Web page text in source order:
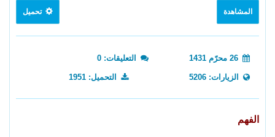
المشاهدة تحميل
التعليقات: 0
الزيارات: 5206 التحميل: 1951
الفهم